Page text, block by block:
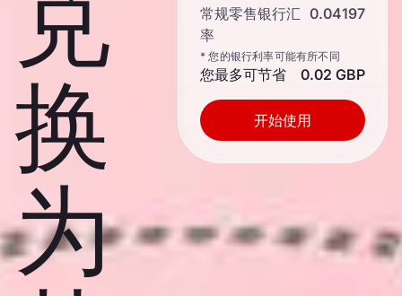
换
为
常规零售银行汇
率
0.04197
* 您的银行利率可能有所不同
您最多可节省 0.02 GBP
开始使用